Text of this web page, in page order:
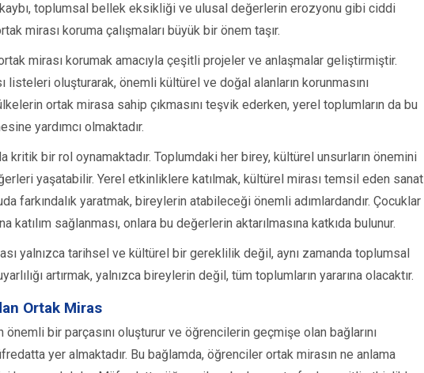
toplumsal bellek eksikliği ve ulusal değerlerin erozyonu gibi ciddi
mirası koruma çalışmaları büyük bir önem taşır.
mirası korumak amacıyla çeşitli projeler ve anlaşmalar geliştirmiştir.
listeleri oluşturarak, önemli kültürel ve doğal alanların korunmasını
ortak mirasa sahip çıkmasını teşvik ederken, yerel toplumların da bu
yardımcı olmaktadır.
kritik bir rol oynamaktadır. Toplumdaki her birey, kültürel unsurların önemini
yaşatabilir. Yerel etkinliklere katılmak, kültürel mirası temsil eden sanat
farkındalık yaratmak, bireylerin atabileceği önemli adımlardandır. Çocuklar
katılım sağlanması, onlara bu değerlerin aktarılmasına katkıda bulunur.
yalnızca tarihsel ve kültürel bir gereklilik değil, aynı zamanda toplumsal
artırmak, yalnızca bireylerin değil, tüm toplumların yararına olacaktır.
Ortak Miras
bir parçasını oluşturur ve öğrencilerin geçmişe olan bağlarını
yer almaktadır. Bu bağlamda, öğrenciler ortak mirasın ne anlama